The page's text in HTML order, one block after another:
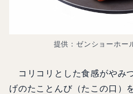
提供：ゼンショーホー
コリコリとした食感がやみ
げのたことんび（たこの口）